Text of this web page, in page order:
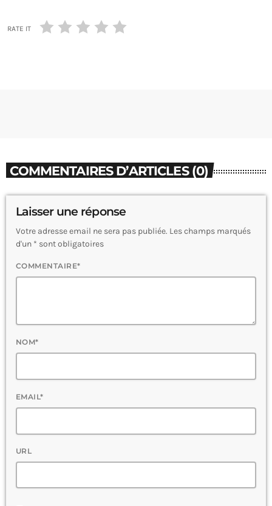
RATE IT
COMMENTAIRES D’ARTICLES (0)
Laisser une réponse
Votre adresse email ne sera pas publiée. Les champs marqués
d'un * sont obligatoires
COMMENTAIRE*
NOM*
EMAIL*
URL